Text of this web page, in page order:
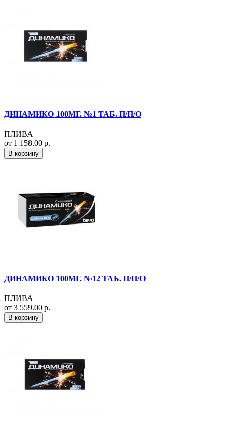
ДИНАМИКО 100МГ. №1 ТАБ. П/П/О
ПЛИВА
от 1 158.00 р.
В корзину
ДИНАМИКО 100МГ. №12 ТАБ. П/П/О
ПЛИВА
от 3 559.00 р.
В корзину